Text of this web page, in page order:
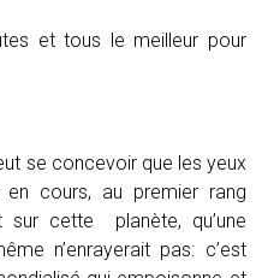
et tous le meilleur pour
se concevoir que les yeux
cours, au premier rang
sur cette planète, qu’une
n’enrayerait pas: c’est